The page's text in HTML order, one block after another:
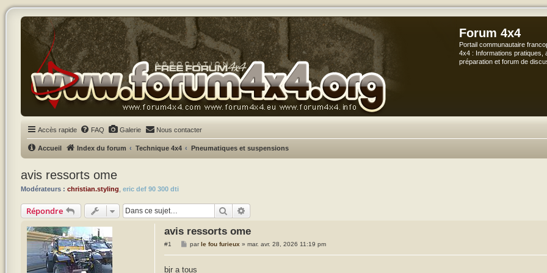
Forum 4x4
Portail communautaire
4x4 : Informations pratiques,
préparation et forum de
Accès rapide FAQ Galerie Nous contacter
Accueil Index du forum Technique 4x4 Pneumatiques et suspensions
avis ressorts ome
Modérateurs : christian.styling eric def 90 300 dti
Répondre Rechercher
avis ressorts ome
#1
Mparle fou furieux »mar. avr. 28, 2026 11:19 pm
bjr a tous